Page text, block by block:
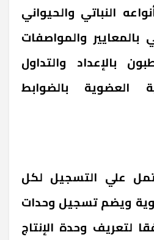
النباتي والحيواني
والمواصفات
بالإعداد والتداول
العضوية بالضوابط
علي التسجيل لكل
ويضم تسجيل وحدات
لتعريف وحدة الإنتاج